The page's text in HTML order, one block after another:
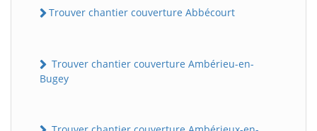
Trouver chantier couverture Abbécourt
Trouver chantier couverture Ambérieu-en-
Bugey